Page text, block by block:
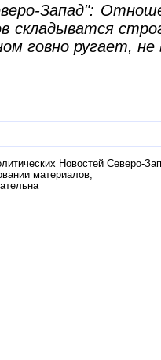
Запад":
складыватся
говно ругает, не
Новостей Северо-
материалов,